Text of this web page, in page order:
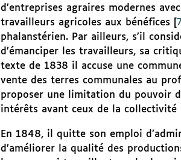
d’entreprises agraires modernes
travailleurs agricoles aux bénéfices
7
phalanstérien. Par ailleurs, s’il
d’émanciper les travailleurs, sa
texte de 1838 il accuse une
vente des terres communales au
proposer une limitation du pouvoir
intérêts avant ceux de la collectivité[
En 1848, il quitte son emploi
d’améliorer la qualité des